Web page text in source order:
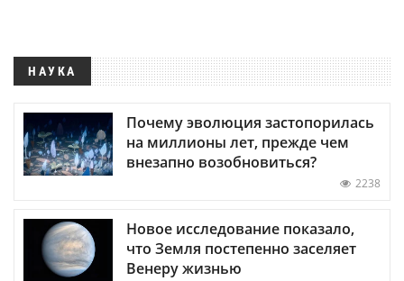
НАУКА
Почему эволюция застопорилась
на миллионы лет, прежде чем
внезапно возобновиться?
2238
Новое исследование показало,
что Земля постепенно заселяет
Венеру жизнью